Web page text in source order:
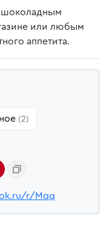
шоколадным
или любым
аппетита.
(2)
r/Mqq